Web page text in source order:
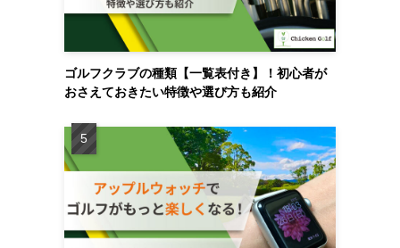
ゴルフクラブの種類【一覧表付き】！初心者が
おさえておきたい特徴や選び方も紹介